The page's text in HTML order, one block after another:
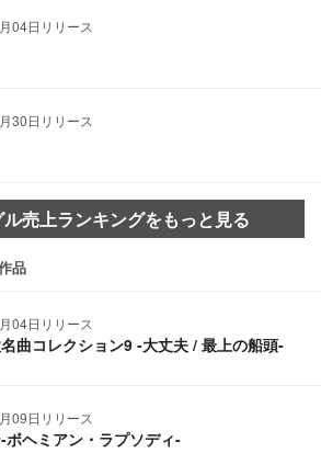
04日リリース
30日リリース
売上ランキングをもっと見る
品
04日リリース
曲コレクション9 -大丈夫 / 最上の船頭-
09日リリース
ボヘミアン・ラプソディ-